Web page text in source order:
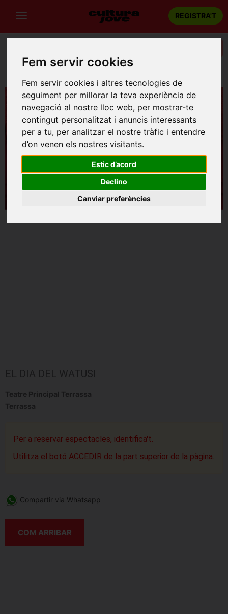
Fem servir cookies
Fem servir cookies i altres tecnologies de
seguiment per millorar la teva experiència de
navegació al nostre lloc web, per mostrar-te
contingut personalitzat i anuncis interessants
per a tu, per analitzar el nostre tràfic i entendre
d’on venen els nostres visitants.
Estic d’acord
Declino
Canviar preferències
REGISTRA'T
EL DIA DEL WATUSI
Teatre Principal Terrassa
Terrassa
Per a reservar espectacles, identifica't.
Utilitza el botó ACCEDIR de la part superior de la pàgina.
Compartir via Whatsapp
COM ARRIBAR